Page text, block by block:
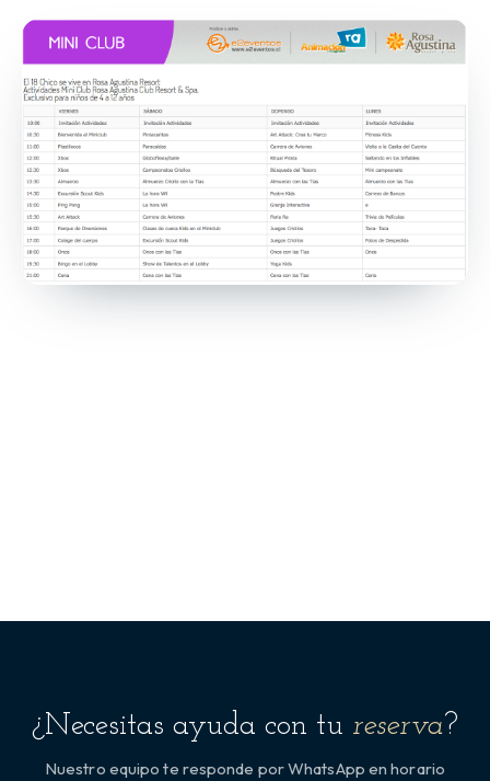
¿Necesitas ayuda con tu reserva?
Nuestro equipo te responde por WhatsApp en horario